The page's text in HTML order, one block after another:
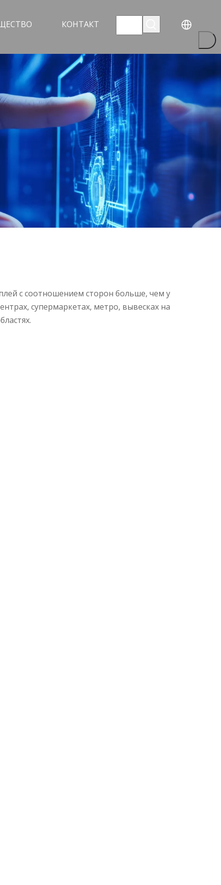
КОНТАКТ
с соотношением сторон больше, чем у
супермаркетах, метро, ​​вывесках на